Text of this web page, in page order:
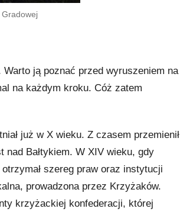
ją poznać przed wyruszeniem na
na każdym kroku. Cóż zatem
już w X wieku. Z czasem przemienił
Bałtykiem. W XIV wieku, gdy
szereg praw oraz instytucji
prowadzona przez Krzyżaków.
krzyżackiej konfederacji, której